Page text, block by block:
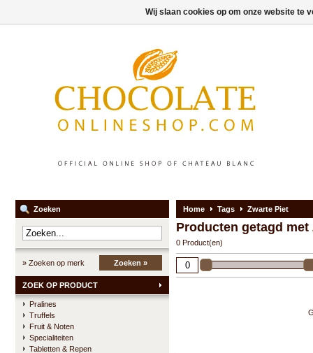
Zoeken
» Zoeken op merk Zoeken »
ZOEK OP PRODUCT
Pralines
Truffels
Fruit & Noten
Specialiteiten
Tabletten & Repen
Home Tags Zwarte Piet
Producten getagd met
0 Product(en)
Wij slaan cookies op om onze website te